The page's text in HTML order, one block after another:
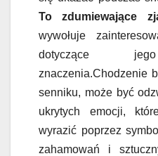
To zdumiewające
wywołuje
dotyczące
znaczenia.Chodzenie
senniku, może być
ukrytych emocji,
wyrazić poprzez
zahamowań i